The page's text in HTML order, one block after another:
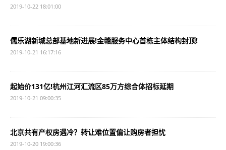
2019-10-22 18:01:00
儒乐湖新城总部基地新进展!金赣服务中心首栋主体结构封顶!
2019-10-21 16:17:16
起始价131亿!杭州江河汇流区85万方综合体招标延期
2019-10-21 09:00:35
北京共有产权房遇冷？转让难位置偏让购房者担忧
2019-10-20 19:00:36